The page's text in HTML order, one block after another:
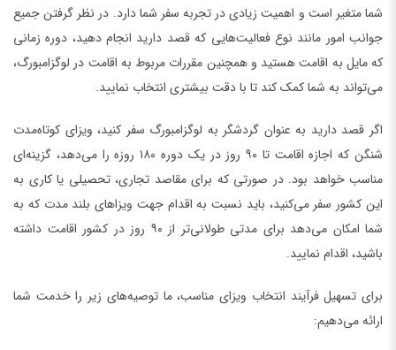
شما متغیر است و اهمیت زیادی در تجربه سفر شما دارد. در نظر گرفتن جمیع
جوانب امور مانند نوع فعالیت‌هایی که قصد دارید انجام دهید، دوره زمانی
که مایل به اقامت هستید و همچنین مقررات مربوط به اقامت در لوگزامبورگ،
می‌تواند به شما کمک کند تا با دقت بیشتری انتخاب نمایید.
اگر قصد دارید به عنوان گردشگر به لوگزامبورگ سفر کنید، ویزای کوتاه‌مدت
شنگن که اجازه اقامت تا ۹۰ روز در یک دوره ۱۸۰ روزه را می‌دهد، گزینه‌ای
مناسب خواهد بود. در صورتی که برای مقاصد تجاری، تحصیلی یا کاری به
این کشور سفر می‌کنید، باید نسبت به اقدام جهت ویزاهای بلند مدت که به
شما امکان می‌دهد برای مدتی طولانی‌تر از ۹۰ روز در کشور اقامت داشته
باشید، اقدام نمایید.
برای تسهیل فرآیند انتخاب ویزای مناسب، ما توصیه‌های زیر را خدمت شما
ارائه می‌دهیم: